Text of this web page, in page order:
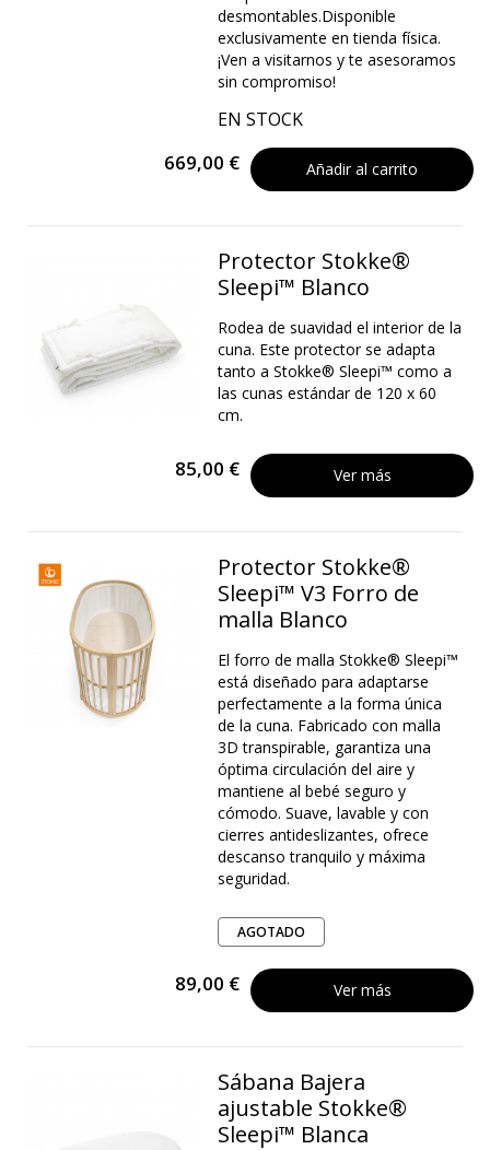
desmontables.Disponible
exclusivamente en tienda física.
¡Ven a visitarnos y te asesoramos
sin compromiso!
EN STOCK
669,00 € Añadir al carrito
Protector Stokke®
Sleepi™ Blanco
Rodea de suavidad el interior de la
cuna. Este protector se adapta
tanto a Stokke® Sleepi™ como a
las cunas estándar de 120 x 60
cm.
85,00 € Ver más
Protector Stokke®
Sleepi™ V3 Forro de
malla Blanco
El forro de malla Stokke® Sleepi™
está diseñado para adaptarse
perfectamente a la forma única
de la cuna. Fabricado con malla
3D transpirable, garantiza una
óptima circulación del aire y
mantiene al bebé seguro y
cómodo. Suave, lavable y con
cierres antideslizantes, ofrece
descanso tranquilo y máxima
seguridad.
AGOTADO
89,00 € Ver más
Sábana Bajera
ajustable Stokke®
Sleepi™ Blanca